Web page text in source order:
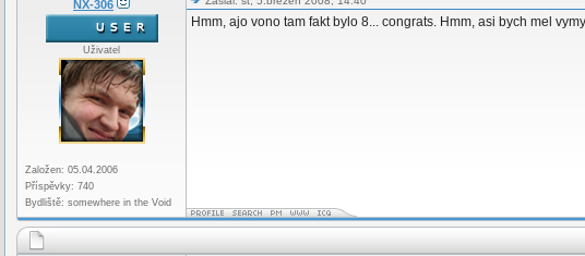
NX-306
Uživatel
Založen: 05.04.2006
Příspěvky: 740
Bydliště: somewhere in the Void
Hmm, ajo vono tam fakt bylo 8... congrats. Hmm, asi bych mel